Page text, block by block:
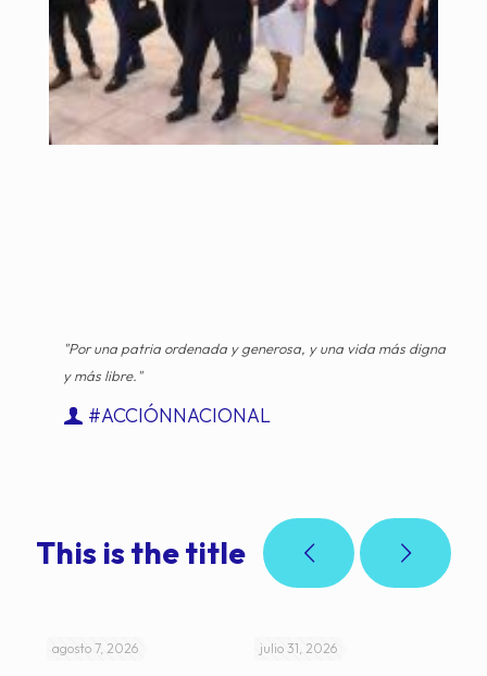
"Por una patria ordenada y generosa, y una vida más digna
y más libre."
#ACCIÓNNACIONAL
This is the title
agosto 7, 2026 julio 31, 2026